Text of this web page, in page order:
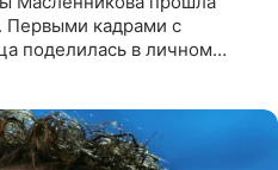
Первыми кадрами с
поделилась в личном